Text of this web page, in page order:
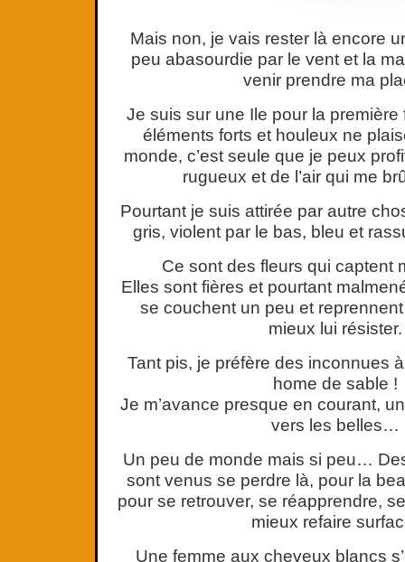
Mais non, je vais rester là encore
peu abasourdie par le vent et la
venir prendre ma
Je suis sur une Ile pour la première
éléments forts et houleux ne
monde, c’est seule que je peux
rugueux et de l’air qui me
Pourtant je suis attirée par autre
gris, violent par le bas, bleu et
Ce sont des fleurs qui captent
Elles sont fières et pourtant
se couchent un peu et reprennent
mieux lui résister.
Tant pis, je préfère des inconnues
home de sable !
Je m’avance presque en courant,
vers les belles…
Un peu de monde mais si peu…
sont venus se perdre là, pour la
pour se retrouver, se réapprendre,
mieux refaire
Une femme aux cheveux blancs